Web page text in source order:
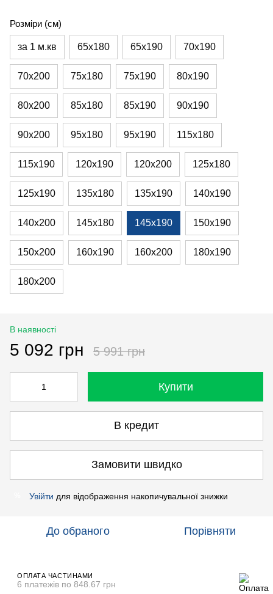
Розміри (см)
за 1 м.кв 65х180 65х190 70х190
70х200 75х180 75х190 80х190
80х200 85х180 85х190 90х190
90х200 95х180 95х190 115х180
115х190 120х190 120х200 125х180
125х190 135х180 135х190 140х190
140х200 145х180 145х190 150х190
150х200 160х190 160х200 180х190
180х200
В наявності
5 092 грн 5 991 грн
Купити
В кредит
Замовити швидко
Увійти для відображення накопичувальної знижки
До обраного Порівняти
ОПЛАТА ЧАСТИНАМИ
6 платежів по 848.67 грн